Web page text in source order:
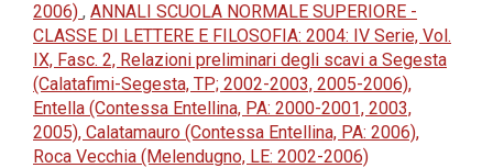
2006) , ANNALI SCUOLA NORMALE SUPERIORE -
CLASSE DI LETTERE E FILOSOFIA: 2004: IV Serie, Vol.
IX, Fasc. 2, Relazioni preliminari degli scavi a Segesta
(Calatafimi-Segesta, TP; 2002-2003, 2005-2006),
Entella (Contessa Entellina, PA: 2000-2001, 2003,
2005), Calatamauro (Contessa Entellina, PA: 2006),
Roca Vecchia (Melendugno, LE: 2002-2006)